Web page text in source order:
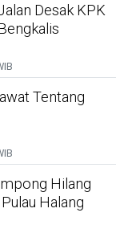
Desak KPK
Tentang
Hilang
Halang